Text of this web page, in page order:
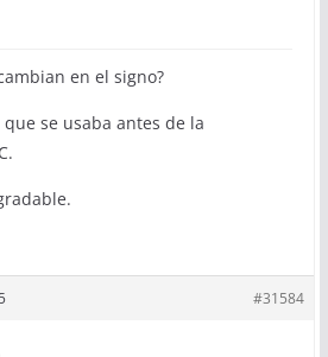
en el signo?
se usaba antes de la
#31584